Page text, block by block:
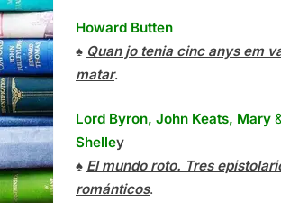
Howard Butten
♠ Quan jo tenia cinc anys em
matar.
Lord Byron, John Keats, Mary
Shelley
♠ El mundo roto. Tres
románticos.